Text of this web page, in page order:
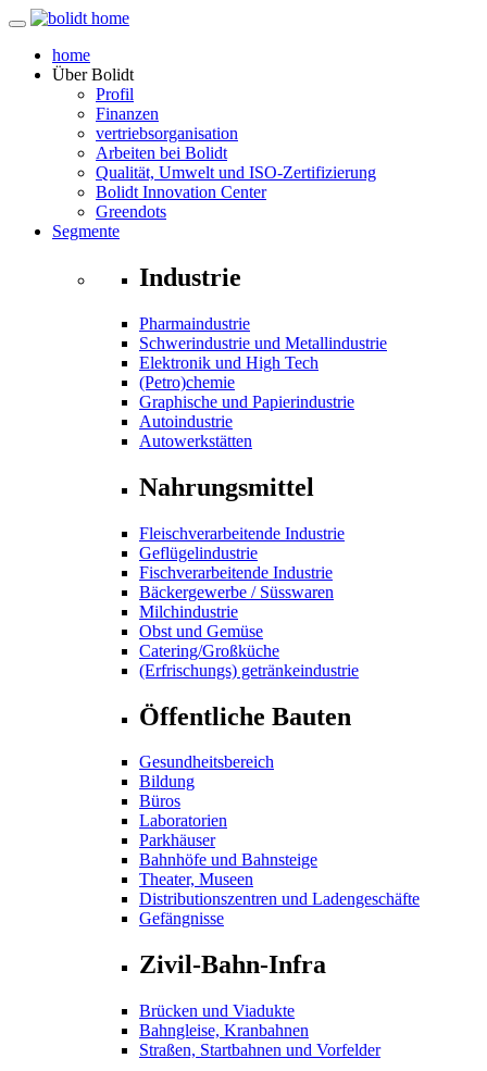
home
ÜberBolidt
Profil
Finanzen
vertriebsorganisation
Arbeiten bei Bolidt
Qualität, Umwelt und ISO-Zertifizierung
Bolidt Innovation Center
Greendots
Segmente
Industrie
Pharmaindustrie
Schwerindustrie und Metallindustrie
Elektronik und High Tech
(Petro)chemie
Graphische und Papierindustrie
Autoindustrie
Autowerkstätten
Nahrungsmittel
Fleischverarbeitende Industrie
Geflügelindustrie
Fischverarbeitende Industrie
Bäckergewerbe / Süsswaren
Milchindustrie
Obst und Gemüse
Catering/Großküche
(Erfrischungs) getränkeindustrie
Öffentliche Bauten
Gesundheitsbereich
Bildung
Büros
Laboratorien
Parkhäuser
Bahnhöfe und Bahnsteige
Theater, Museen
Distributionszentren und Ladengeschäfte
Gefängnisse
Zivil-Bahn-Infra
Brücken und Viadukte
Bahngleise, Kranbahnen
Straßen, Startbahnen und Vorfelder